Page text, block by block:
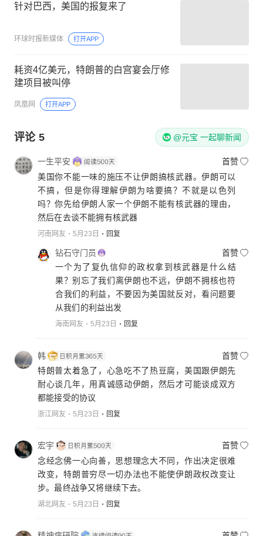
针对巴西，美国的报复来了
环球时报新媒体 打开APP
耗资4亿美元，特朗普的白宫宴会厅修
建项目被叫停
凤凰网 打开APP
评论 5 @元宝 一起聊新闻
一生平安
首赞
美国你不能一味的施压不让伊朗搞核武器。伊朗可以
不搞，但是你得理解伊朗为啥要搞？不就是以色列
吗？你先给伊朗人家一个伊朗不能有核武器的理由，
然后在去谈不能拥有核武器
河南网友 5月23日 回复
钻石守门员
首赞
一个为了复仇信仰的政权拿到核武器是什么结
果？别忘了我们离伊朗也不远，伊朗不拥核也符
合我们的利益，不要因为美国就反对，看问题要
从我们的利益出发
海南网友 5月23日 回复
韩
首赞
特朗普太着急了，心急吃不了热豆腐，美国跟伊朗先
耐心谈几年，用真诚感动伊朗，然后才可能谈成双方
都能接受的协议
浙江网友 5月23日 回复
宏宇
首赞
念经念佛一心向善，思想理念大不同，作出决定很难
改变，特朗普穷尽一切办法也不能使伊朗政权改变让
步。最终战争又将继续下去。
湖北网友 5月23日 回复